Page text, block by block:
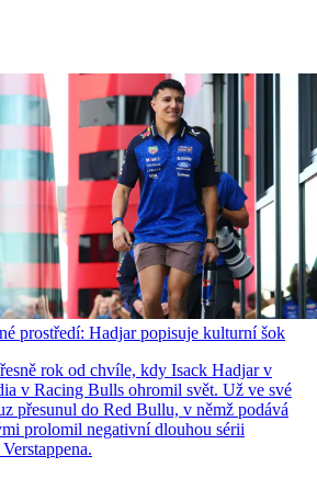
prostředí: Hadjar popisuje kulturní šok
rok od chvíle, kdy Isack Hadjar v
v Racing Bulls ohromil svět. Už ve své
přesunul do Red Bullu, v němž podává
prolomil negativní dlouhou sérii